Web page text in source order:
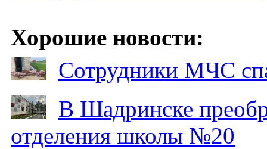
Хорошие новости:
Сотрудники МЧС
В Шадринске
отделения школы №20